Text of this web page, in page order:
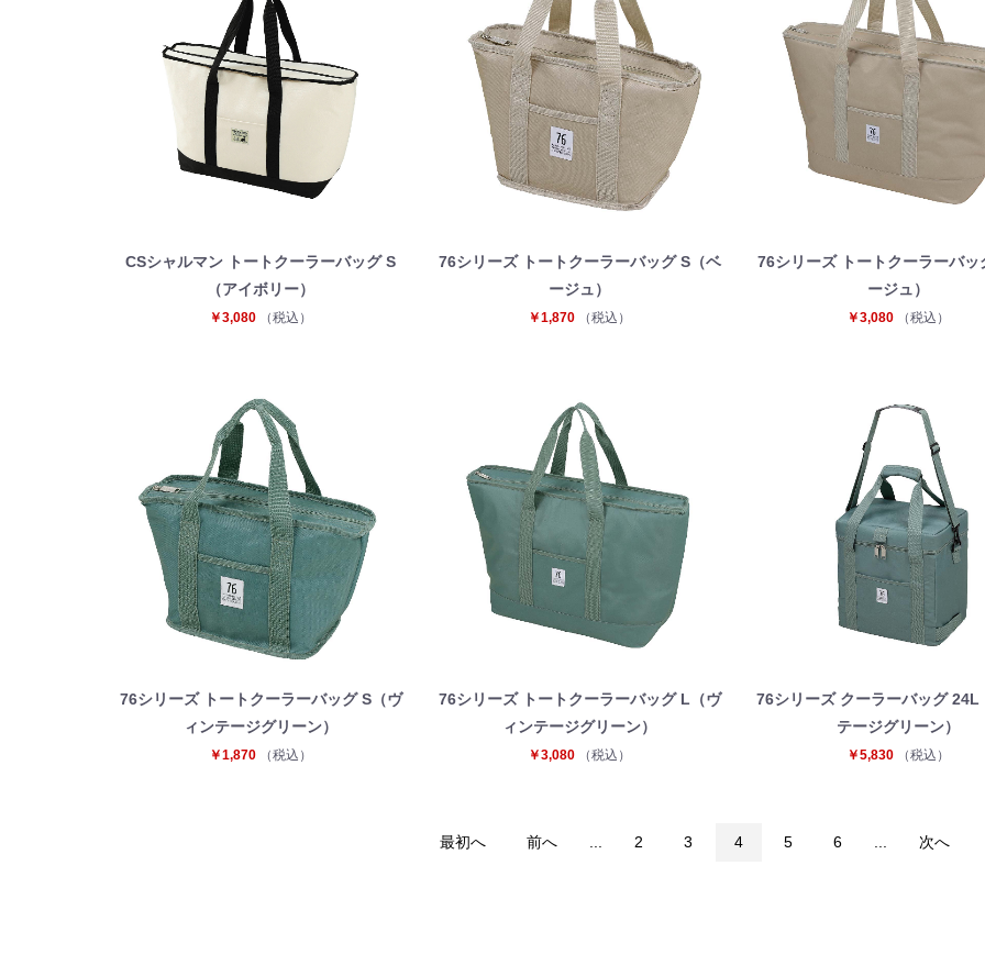
CSシャルマン トートクーラーバッグ S
（アイボリー）
￥3,080 （税込）
76シリーズ トートクーラーバッグ S（ベ
ージュ）
￥1,870 （税込）
76シリーズ トートクーラーバッ
ージュ）
￥3,080 （税込）
76シリーズ トートクーラーバッグ S（ヴ
ィンテージグリーン）
￥1,870 （税込）
76シリーズ トートクーラーバッグ L（ヴ
ィンテージグリーン）
￥3,080 （税込）
76シリーズ クーラーバッグ 24L
テージグリーン）
￥5,830 （税込）
最初へ 前へ ... 2 3 4 5 6 ... 次へ